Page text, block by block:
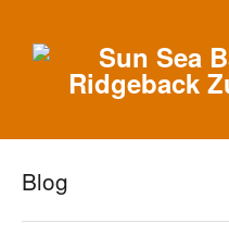
Blog